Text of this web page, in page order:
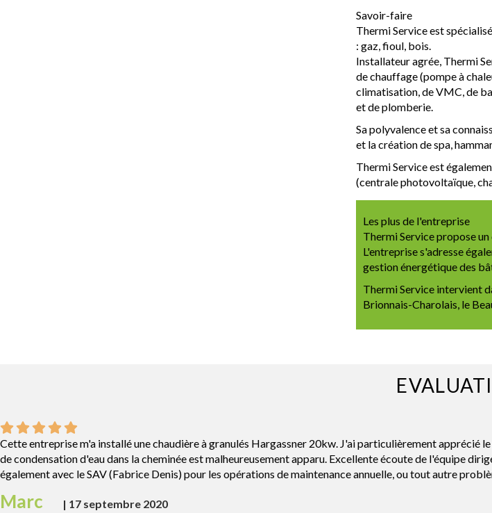
Savoir-faire
Thermi Service est
: gaz, fioul, bois.
Installateur agrée, Thermi
de chauffage (pompe à
climatisation, de VMC, de
et de plomberie.
Sa polyvalence et sa
et la création de spa,
Thermi Service est
(centrale photovoltaïque,
Les plus de l'entreprise
Thermi Service propose
L'entreprise s'adresse
gestion énergétique des
Thermi Service intervient
Brionnais-Charolais, le
Cette entreprise m'a installé une chaudière à granulés Hargassner 20kw. J'ai particulièrement apprécié
de condensation d'eau dans la cheminée est malheureusement apparu. Excellente écoute de l'équipe
également avec le SAV (Fabrice Denis) pour les opérations de maintenance annuelle, ou tout autre
Marc | 17 septembre 2020